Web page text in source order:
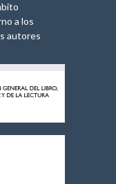
a los
autores